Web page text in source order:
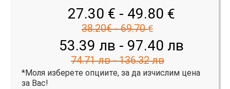
27.30 € - 49.80 €
38.20€ - 69.70 €
53.39 лв - 97.40 лв
74.71 лв - 136.32 лв
*Моля изберете опциите, за да изчислим цена
за Вас!